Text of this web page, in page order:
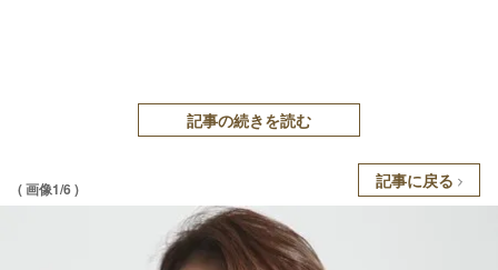
記事の続きを読む
( 画像1/6 ) 記事に戻る